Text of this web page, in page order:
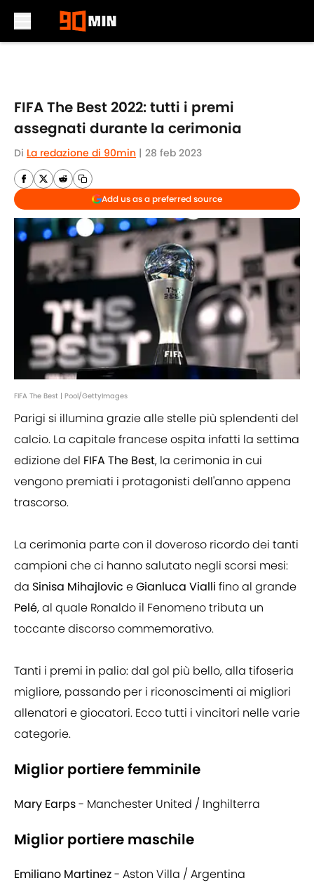
FIFA The Best 2022: tutti i premi
assegnati durante la cerimonia
Di La redazione di 90min | 28 feb 2023
Add us as a preferred source
FIFA The Best | Pool/GettyImages
Parigi si illumina grazie alle stelle più splendenti del
calcio. La capitale francese ospita infatti la settima
edizione del FIFA The Best, la cerimonia in cui
vengono premiati i protagonisti dell'anno appena
trascorso.
La cerimonia parte con il doveroso ricordo dei tanti
campioni che ci hanno salutato negli scorsi mesi:
da Sinisa Mihajlovic eGianluca Vialli fino al grande
Pelé, al quale Ronaldo il Fenomeno tributa un
toccante discorso commemorativo.
Tanti i premi in palio: dal gol più bello, alla tifoseria
migliore, passando per i riconoscimenti ai migliori
allenatori e giocatori. Ecco tutti i vincitori nelle varie
categorie.
Miglior portiere femminile
Mary Earps- Manchester United / Inghilterra
Miglior portiere maschile
Emiliano Martinez- Aston Villa / Argentina